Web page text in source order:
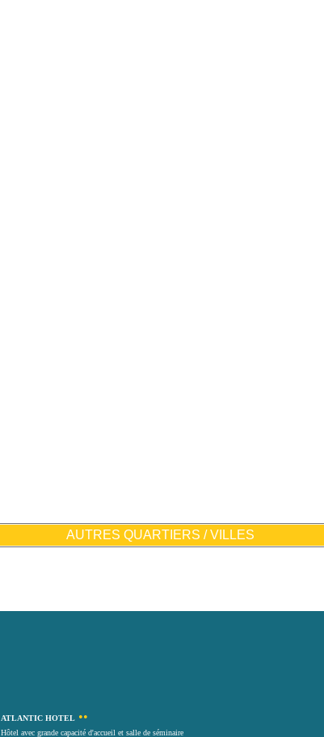
AUTRES QUARTIERS / VILLES
ATLANTIC HOTEL ••
Hôtel avec grande capacité d'accueil et salle de séminaire